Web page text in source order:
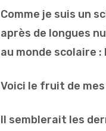
Comme je suis un
après de longues
au monde scolaire
Voici le fruit de
Il semblerait les